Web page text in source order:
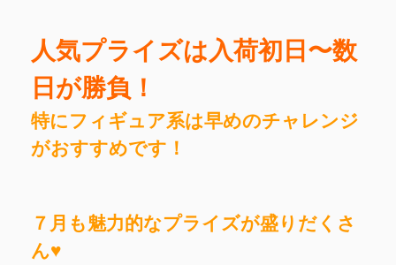
人気プライズは入荷初日〜数
日が勝負！
特にフィギュア系は早めのチャレンジ
がおすすめです！
７月も魅力的なプライズが盛りだくさ
ん♥